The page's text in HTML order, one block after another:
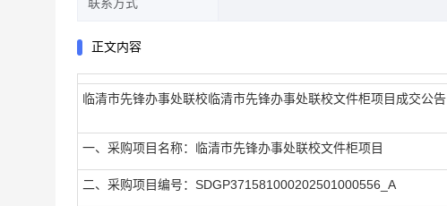
联系方式
正文内容
临清市先锋办事处联校临清市先锋办事处联校文件柜项目成交公告
一、采购项目名称：临清市先锋办事处联校文件柜项目
二、采购项目编号：SDGP371581000202501000556_A